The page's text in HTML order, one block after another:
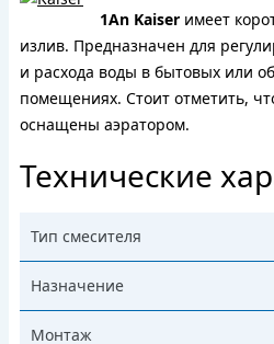
1An Kaiser имеет
излив. Предназначен для
и расхода воды в бытовых или
помещениях. Cтоит отметить,
оснащены аэратором.
Технические
Тип смесителя
Назначение
Монтаж